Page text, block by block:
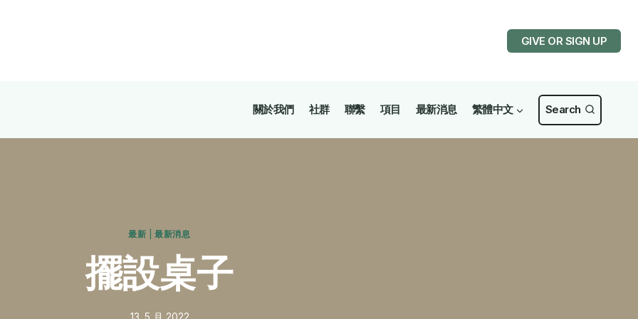
GIVE OR SIGN UP
關於我們 社群 聯繫 項目 最新消息 繁體中文 Search
最新 |最新消息
擺設桌子